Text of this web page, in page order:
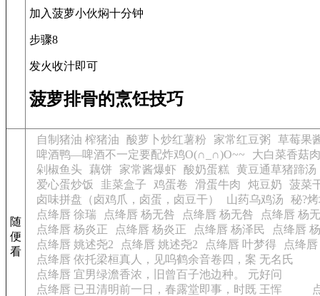
加入菠萝小伙焖十分钟
步骤8
发火收汁即可
菠萝排骨的烹饪技巧
随
便
看
自制猪油 榨猪油 酸萝卜炒红薯粉 家常红豆粥
草莓果
啤酒鸭—啤酒不一定要配炸鸡O(∩_∩)O~~
大白菜香菇
剁椒鱼头
藕饼 家常酱爆虾 酸奶蛋糕
黄豆通草猪蹄汤
爱心蛋炒饭
韭菜盒子 鸡蛋卷 滑蛋牛肉 炖豆奶
菠菜
卤味拼盘（卤鸡爪，卤蛋，卤豆干）
山药乌鸡汤
秘?
点绛唇 徐瑞
点绛唇 杨无咎 点绛唇 杨无咎
点绛唇 杨
点绛唇 杨炎正
点绛唇 杨炎正 点绛唇 杨泽民
点绛唇
点绛唇 姚述尧2
点绛唇 姚述尧2 点绛唇 叶梦得
点绛
点绛唇 依托梁桓真人，见呜鹤余音卷四，案 无名氏
点绛唇 宜男绿澹香浓，旧曾百子池边种。 元好问
点绛唇 已丑清明前一日，春露堂即事，时既 王恽